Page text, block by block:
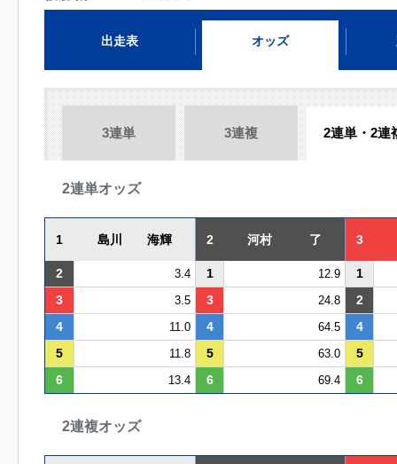
出走表 オッズ
3連単 3連複 2連単・2連
2連単オッズ
1 島川 海輝 2 河村 了 3
2 3.4 1 12.9
1
3
3.5 3 24.8
2
4
11.0 4 64.5
4
5
11.8 5 63.0
5
6
13.4 6 69.4 6
2連複オッズ